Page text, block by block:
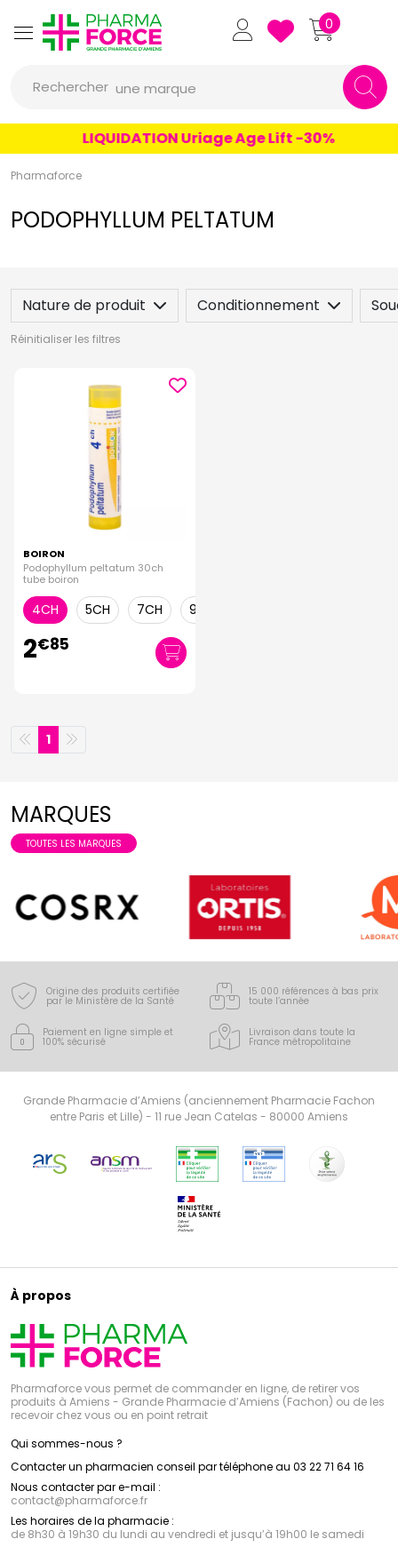
Pharmaforce Grande Pharmacie
0
Rechercher
un conseil
un produit
une marque
LIQUIDATION Uriage Age Lift -30%
Pharmaforce
PODOPHYLLUM PELTATUM
Nature de produit Conditionnement
Réinitialiser les filtres
BOIRON
Podophyllum peltatum 30ch
tube boiron
4CH 5CH 7CH 9CH
2€85
1
MARQUES
TOUTES LES MARQUES
Origine des produits certifiée
par le Ministère de la Santé
15 000 références à bas prix
toute l’année
Paiement en ligne simple et
100% sécurisé
Livraison dans toute la
France métropolitaine
Grande Pharmacie d’Amiens (anciennement Pharmacie Fachon
entre Paris et Lille) - 11 rue Jean Catelas - 80000 Amiens
À propos
Pharmaforce vous permet de commander en ligne, de retirer vos
produits à Amiens - Grande Pharmacie d’Amiens (Fachon) ou de les
recevoir chez vous ou en point retrait
Qui sommes-nous ?
Contacter un pharmacien conseil par téléphone au 03 22 71 64 16
Nous contacter par e-mail :
contact@pharmaforce.fr
Les horaires de la pharmacie :
de 8h30 à 19h30 du lundi au vendredi et jusqu’à 19h00 le samedi